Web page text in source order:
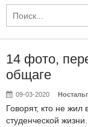
14 фото,
общаге
09-03-2020
Говорят, кто не
студенческой